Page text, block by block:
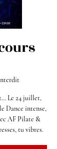
Le 24 juillet,
Dance intense,
AF Pilate &
tu vibres.